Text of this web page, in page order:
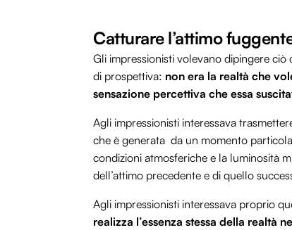
Catturare l’attimo
Gli impressionisti volevano dipingere
di prospettiva: non era la realtà che
sensazione percettiva che essa
Agli impressionisti interessava
che è generata da un momento
condizioni atmosferiche e la luminosità
dell’attimo precedente e di quello
Agli impressionisti interessava proprio
realizza l’essenza stessa della realtà